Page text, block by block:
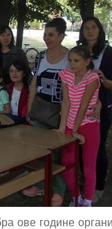
ове године